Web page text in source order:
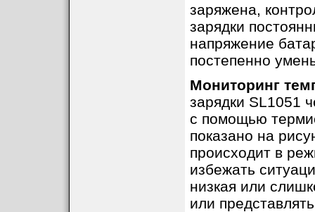
заряжена,
зарядки
напряжение
постепенно
Мониторинг
зарядки SL1051
с помощью
показано на
происходит в
избежать
низкая или
или